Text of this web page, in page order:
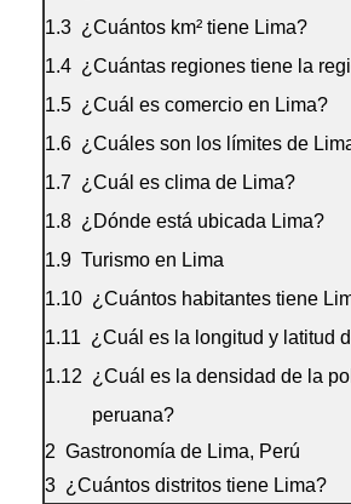
¿Cuántos km² tiene Lima?
¿Cuántas regiones tiene la
¿Cuál es comercio en Lima?
¿Cuáles son los límites de
¿Cuál es clima de Lima?
¿Dónde está ubicada Lima?
Turismo en Lima
¿Cuántos habitantes tiene
¿Cuál es la longitud y latitud
¿Cuál es la densidad de la
peruana?
Gastronomía de Lima, Perú
¿Cuántos distritos tiene Lima?